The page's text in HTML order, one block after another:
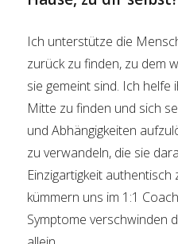
Ich unterstütze die
zurück zu finden, zu dem
sie gemeint sind. Ich helfe
Mitte zu finden und sich
und Abhängigkeiten
zu verwandeln, die sie
Einzigartigkeit
kümmern uns im 1:1
Symptome verschwinden